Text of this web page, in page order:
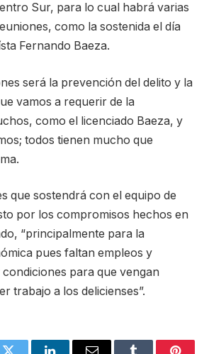
Sur, para lo cual habrá varias
como la sostenida el día
Fernando Baeza.
será la prevención del delito y la
vamos a requerir de la
como el licenciado Baeza, y
todos tienen mucho que
que sostendrá con el equipo de
por los compromisos hechos en
“principalmente para la
pues faltan empleos y
para que vengan
trabajo a los delicienses”.